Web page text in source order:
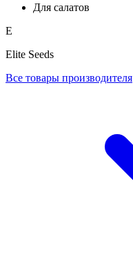
Для салатов
E
Elite Seeds
Все товары производителя